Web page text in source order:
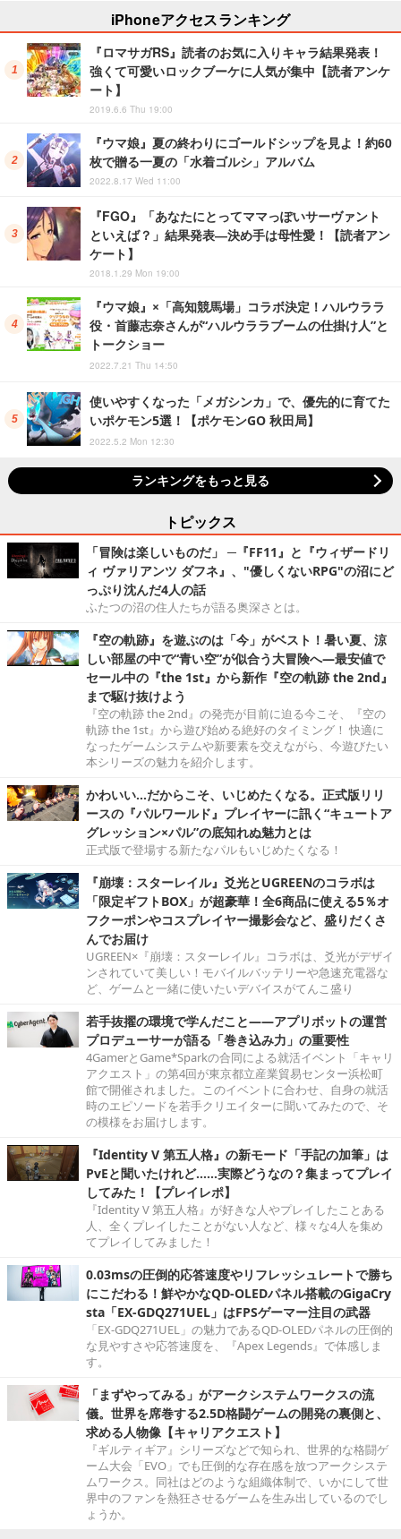
iPhoneアクセスランキング
『ロマサガRS』読者のお気に入りキャラ結果発表！
強くて可愛いロックブーケに人気が集中【読者アンケ
ート】
2019.6.6 Thu 19:00
『ウマ娘』夏の終わりにゴールドシップを見よ！約60
枚で贈る一夏の「水着ゴルシ」アルバム
2022.8.17 Wed 11:00
『FGO』「あなたにとってママっぽいサーヴァント
といえば？」結果発表―決め手は母性愛！【読者アン
ケート】
2018.1.29 Mon 19:00
『ウマ娘』×「高知競馬場」コラボ決定！ハルウララ
役・首藤志奈さんが“ハルウララブームの仕掛け人”と
トークショー
2022.7.21 Thu 14:50
使いやすくなった「メガシンカ」で、優先的に育てた
いポケモン5選！【ポケモンGO 秋田局】
2022.5.2 Mon 12:30
ランキングをもっと見る
トピックス
「冒険は楽しいものだ」 ─『FF11』と『ウィザードリ
ィ ヴァリアンツ ダフネ』、"優しくないRPG"の沼にど
っぷり沈んだ4人の話
ふたつの沼の住人たちが語る奥深さとは。
『空の軌跡』を遊ぶのは「今」がベスト！暑い夏、涼
しい部屋の中で“青い空”が似合う大冒険へ―最安値で
セール中の『the 1st』から新作『空の軌跡 the 2nd』
まで駆け抜けよう
『空の軌跡 the 2nd』の発売が目前に迫る今こそ、『空の
軌跡 the 1st』から遊び始める絶好のタイミング！ 快適に
なったゲームシステムや新要素を交えながら、今遊びたい
本シリーズの魅力を紹介します。
かわいい…だからこそ、いじめたくなる。正式版リリ
ースの『パルワールド』プレイヤーに訊く“キュートア
グレッション×パル”の底知れぬ魅力とは
正式版で登場する新たなパルもいじめたくなる！
『崩壊：スターレイル』爻光とUGREENのコラボは
「限定ギフトBOX」が超豪華！全6商品に使える5％オ
フクーポンやコスプレイヤー撮影会など、盛りだくさ
んでお届け
UGREEN×『崩壊：スターレイル』コラボは、爻光がデザイ
ンされていて美しい！モバイルバッテリーや急速充電器な
ど、ゲームと一緒に使いたいデバイスがてんこ盛り
若手抜擢の環境で学んだこと――アプリボットの運営
プロデューサーが語る「巻き込み力」の重要性
4GamerとGame*Sparkの合同による就活イベント「キャリ
アクエスト」の第4回が東京都立産業貿易センター浜松町
館で開催されました。このイベントに合わせ、自身の就活
時のエピソードを若手クリエイターに聞いてみたので、そ
の模様をお届けします。
『Identity V 第五人格』の新モード「手記の加筆」は
PvEと聞いたけれど……実際どうなの？集まってプレイ
してみた！【プレイレポ】
『Identity V 第五人格』が好きな人やプレイしたことある
人、全くプレイしたことがない人など、様々な4人を集め
てプレイしてみました！
0.03msの圧倒的応答速度やリフレッシュレートで勝ち
にこだわる！鮮やかなQD-OLEDパネル搭載のGigaCry
sta「EX-GDQ271UEL」はFPSゲーマー注目の武器
「EX-GDQ271UEL」の魅力であるQD-OLEDパネルの圧倒的
な見やすさや応答速度を、『Apex Legends』で体感しま
す。
「まずやってみる」がアークシステムワークスの流
儀。世界を席巻する2.5D格闘ゲームの開発の裏側と、
求める人物像【キャリアクエスト】
『ギルティギア』シリーズなどで知られ、世界的な格闘ゲ
ーム大会「EVO」でも圧倒的な存在感を放つアークシステ
ムワークス。同社はどのような組織体制で、いかにして世
界中のファンを熱狂させるゲームを生み出しているのでし
ょうか。